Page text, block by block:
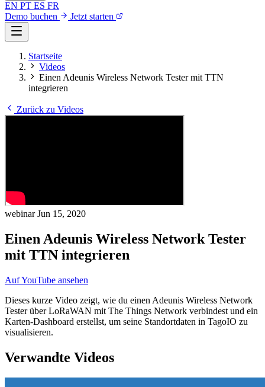
EN PT ES FR
Demo buchen
Jetzt starten
Startseite
Videos
Einen Adeunis Wireless Network Tester mit TTN
integrieren
Zurück zu Videos
webinarJun 15, 2020
Einen Adeunis Wireless Network Tester
mit TTN integrieren
Auf YouTube ansehen
Dieses kurze Video zeigt, wie du einen Adeunis Wireless Network
Tester über LoRaWAN mit The Things Network verbindest und ein
Karten-Dashboard erstellst, um seine Standortdaten in TagoIO zu
visualisieren.
Verwandte Videos